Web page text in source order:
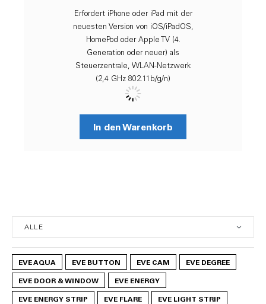
Erfordert iPhone oder iPad mit der
neuesten Version von iOS/iPadOS,
HomePod oder Apple TV (4.
Generation oder neuer) als
Steuerzentrale, WLAN-Netzwerk
(2,4 GHz 802.11b/g/n)
In den Warenkorb
EVE AQUA EVE BUTTON EVE CAM
EVE DEGREE
EVE DOOR & WINDOW
EVE ENERGY
EVE ENERGY STRIP
EVE FLARE
EVE LIGHT STRIP